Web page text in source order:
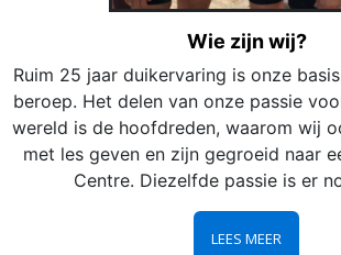
Wie zijn wij?
Ruim 25 jaar duikervaring is onze
beroep. Het delen van onze passie
wereld is de hoofdreden, waarom wij
met les geven en zijn gegroeid naar
Centre. Diezelfde passie is er
LEES MEER